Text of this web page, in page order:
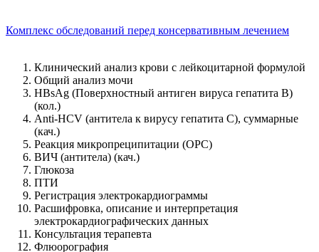
Комплекс обследований перед консервативным лечением
Клинический анализ крови с лейкоцитарной формулой
Общий анализ мочи
HBsAg (Поверхностный антиген вируса гепатита В)
(кол.)
Anti-HCV (антитела к вирусу гепатита С), суммарные
(кач.)
Реакция микропреципитации (ОРС)
ВИЧ (антитела) (кач.)
Глюкоза
ПТИ
Регистрация электрокардиограммы
Расшифровка, описание и интерпретация
электрокардиографических данных
Консультация терапевта
Флюорография